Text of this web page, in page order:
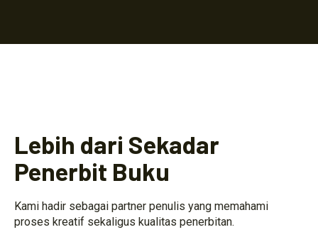
Lebih dari Sekadar
Penerbit Buku
Kami hadir sebagai partner penulis yang memahami
proses kreatif sekaligus kualitas penerbitan.